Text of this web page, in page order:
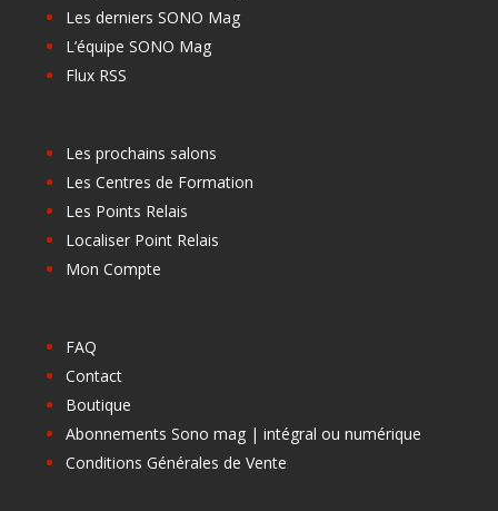
Les derniers SONO Mag
L’équipe SONO Mag
Flux RSS
Les prochains salons
Les Centres de Formation
Les Points Relais
Localiser Point Relais
Mon Compte
FAQ
Contact
Boutique
Abonnements Sono mag | intégral ou numérique
Conditions Générales de Vente